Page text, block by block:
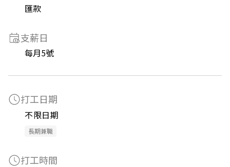
匯款
支薪日
每月5號
打工日期
不限日期
長期兼職
打工時間